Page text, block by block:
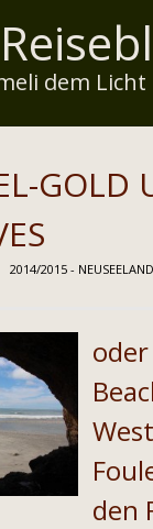
dem Licht
GOLD
2014/2015 - NEUSEELAND
den